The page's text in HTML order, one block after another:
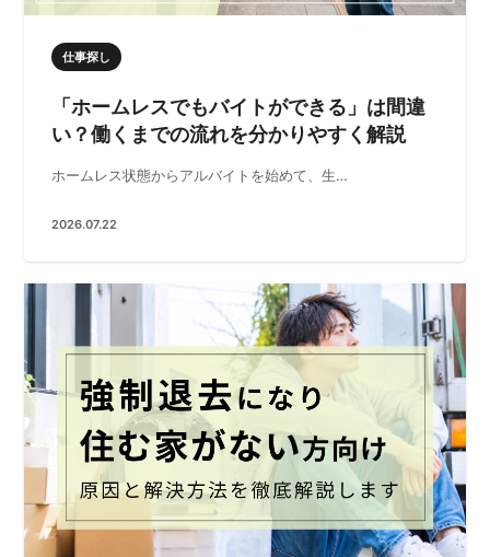
仕事探し
「ホームレスでもバイトができる」は間違
い？働くまでの流れを分かりやすく解説
ホームレス状態からアルバイトを始めて、生…
2026.07.22